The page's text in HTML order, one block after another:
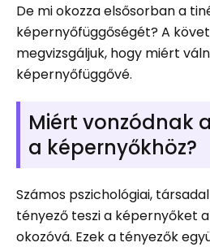
De mi okozza elsősorban a
képernyőfüggőségét? A
megvizsgáljuk, hogy miért
képernyőfüggővé.
Miért vonzódnak
a képernyőkhöz?
Számos pszichológiai,
tényező teszi a képernyőket
okozóvá. Ezek a tényezők